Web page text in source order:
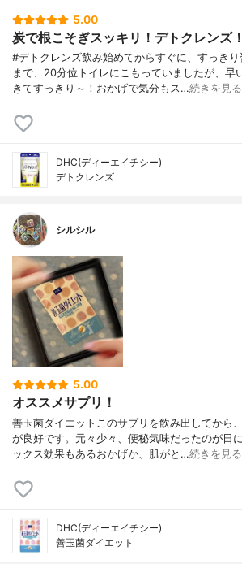
5.00
炭で根こそぎスッキリ！デトクレンズ
#デトクレンズ飲み始めてからすぐに、すっき
まで、20分位トイレにこもっていましたが、早
きてすっきり～！おかげで気分もス…続きを見る
DHC(ディーエイチシー)
デトクレンズ
シルシル
5.00
オススメサプリ！
善玉菌ダイエットこのサプリを飲み出してから
が良好です。元々少々、便秘気味だったのが日
ックス効果もあるおかげか、肌がと…続きを見る
DHC(ディーエイチシー)
善玉菌ダイエット